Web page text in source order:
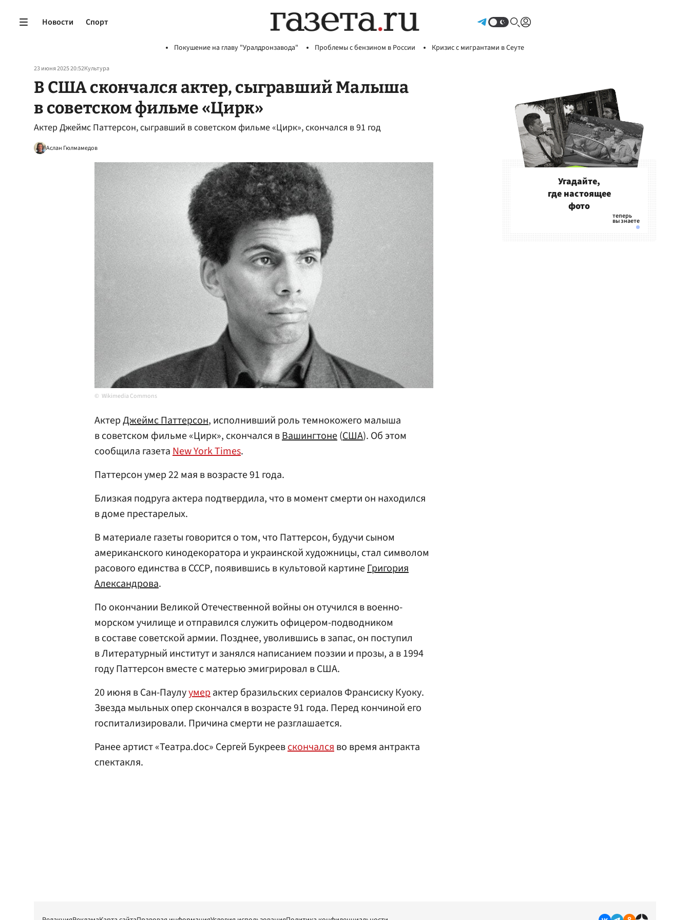
Новости Спорт
Покушение на главу "Уралдронзавода" Проблемы с бензином в России Кризис с мигрантами в Сеуте
23 июня 2025 20:52Культура
В США скончался актер, сыгравший Малыша
в советском фильме «Цирк»
Актер Джеймс Паттерсон, сыгравший в советском фильме «Цирк», скончался в 91 год
Аслан Гюлмамедов
Wikimedia Commons
АктерДжеймс Паттерсон, исполнивший роль темнокожего малыша
в советском фильме «Цирк», скончался вВашингтоне(США). Об этом
сообщила газетаNew York Times.
Паттерсон умер 22 мая в возрасте 91 года.
Близкая подруга актера подтвердила, что в момент смерти он находился
в доме престарелых.
В материале газеты говорится о том, что Паттерсон, будучи сыном
американского кинодекоратора и украинской художницы, стал символом
расового единства в СССР, появившись в культовой картинеГригория
Александрова.
По окончании Великой Отечественной войны он отучился в военно-
морском училище и отправился служить офицером-подводником
в составе советской армии. Позднее, уволившись в запас, он поступил
в Литературный институт и занялся написанием поэзии и прозы, а в 1994
году Паттерсон вместе с матерью эмигрировал в США.
20 июня в Сан-Паулуумерактер бразильских сериалов Франсиску Куоку.
Звезда мыльных опер скончался в возрасте 91 года. Перед кончиной его
госпитализировали. Причина смерти не разглашается.
Ранее артист «Театра.doc» Сергей Букреевскончалсяво время антракта
спектакля.
Угадайте,
где настоящее
фото